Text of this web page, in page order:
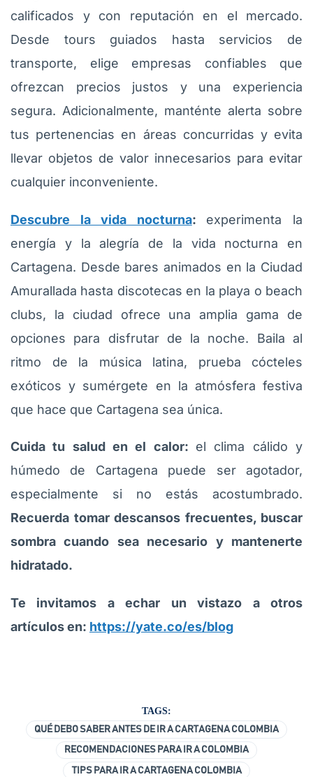
calificados y con reputación en el mercado.
Desde tours guiados hasta servicios de
transporte, elige empresas confiables que
ofrezcan precios justos y una experiencia
segura. Adicionalmente, manténte alerta sobre
tus pertenencias en áreas concurridas y evita
llevar objetos de valor innecesarios para evitar
cualquier inconveniente.
Descubre la vida nocturna: experimenta la
energía y la alegría de la vida nocturna en
Cartagena. Desde bares animados en la Ciudad
Amurallada hasta discotecas en la playa o beach
clubs, la ciudad ofrece una amplia gama de
opciones para disfrutar de la noche. Baila al
ritmo de la música latina, prueba cócteles
exóticos y sumérgete en la atmósfera festiva
que hace que Cartagena sea única.
Cuida tu salud en el calor: el clima cálido y
húmedo de Cartagena puede ser agotador,
especialmente si no estás acostumbrado.
Recuerda tomar descansos frecuentes, buscar
sombra cuando sea necesario y mantenerte
hidratado.
Te invitamos a echar un vistazo a otros
artículos en: https://yate.co/es/blog
TAGS:
QUÉ DEBO SABER ANTES DE IR A CARTAGENA COLOMBIA
RECOMENDACIONES PARA IR A COLOMBIA
TIPS PARA IR A CARTAGENA COLOMBIA